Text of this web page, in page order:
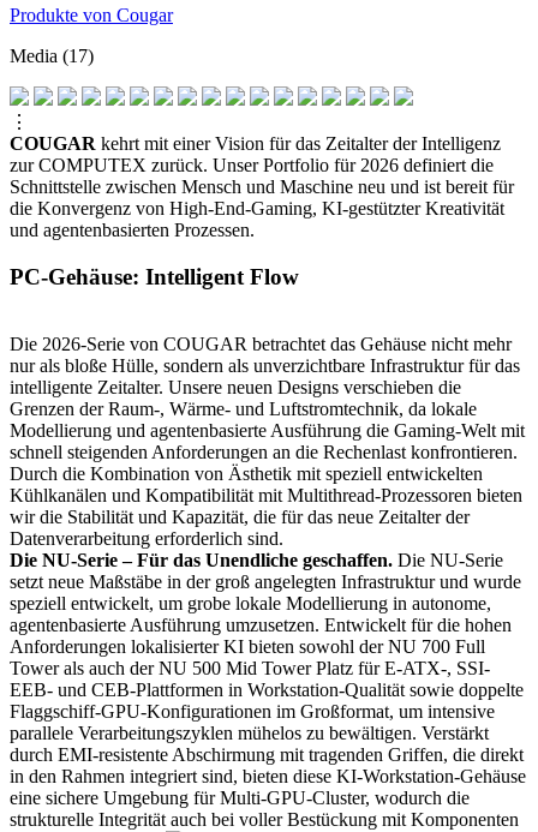
Produkte von Cougar
Media (17)
⋮
COUGAR kehrt mit einer Vision für das Zeitalter der Intelligenz
zur COMPUTEX zurück. Unser Portfolio für 2026 definiert die
Schnittstelle zwischen Mensch und Maschine neu und ist bereit für
die Konvergenz von High-End-Gaming, KI-gestützter Kreativität
und agentenbasierten Prozessen.
PC-Gehäuse: Intelligent Flow
Die 2026-Serie von COUGAR betrachtet das Gehäuse nicht mehr
nur als bloße Hülle, sondern als unverzichtbare Infrastruktur für das
intelligente Zeitalter. Unsere neuen Designs verschieben die
Grenzen der Raum-, Wärme- und Luftstromtechnik, da lokale
Modellierung und agentenbasierte Ausführung die Gaming-Welt mit
schnell steigenden Anforderungen an die Rechenlast konfrontieren.
Durch die Kombination von Ästhetik mit speziell entwickelten
Kühlkanälen und Kompatibilität mit Multithread-Prozessoren bieten
wir die Stabilität und Kapazität, die für das neue Zeitalter der
Datenverarbeitung erforderlich sind.
Die NU-Serie – Für das Unendliche geschaffen. Die NU-Serie
setzt neue Maßstäbe in der groß angelegten Infrastruktur und wurde
speziell entwickelt, um grobe lokale Modellierung in autonome,
agentenbasierte Ausführung umzusetzen. Entwickelt für die hohen
Anforderungen lokalisierter KI bieten sowohl der NU 700 Full
Tower als auch der NU 500 Mid Tower Platz für E-ATX-, SSI-
EEB- und CEB-Plattformen in Workstation-Qualität sowie doppelte
Flaggschiff-GPU-Konfigurationen im Großformat, um intensive
parallele Verarbeitungszyklen mühelos zu bewältigen. Verstärkt
durch EMI-resistente Abschirmung mit tragenden Griffen, die direkt
in den Rahmen integriert sind, bieten diese KI-Workstation-Gehäuse
eine sichere Umgebung für Multi-GPU-Cluster, wodurch die
strukturelle Integrität auch bei voller Bestückung mit Komponenten